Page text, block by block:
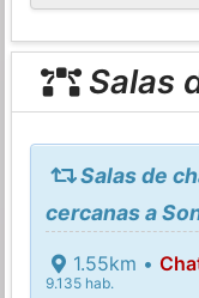
Salas
Salas de
cercanas a
1.55km •
9.135 hab.